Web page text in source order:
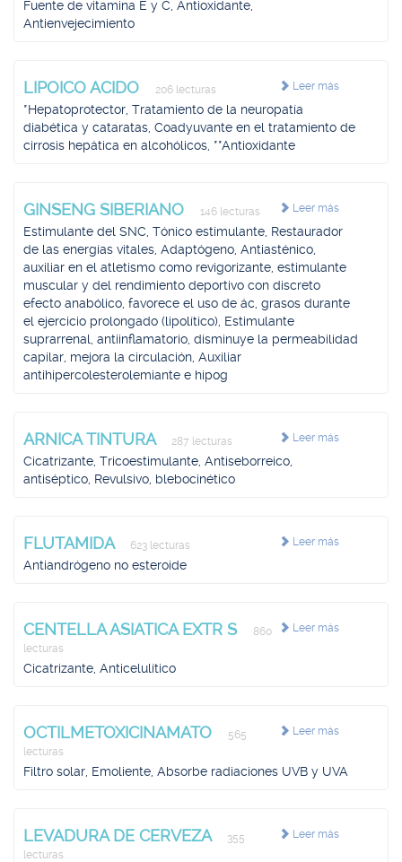
Fuente de vitamina E y C, Antioxidante,
Antienvejecimiento
Leer más
LIPOICO ACIDO 206 lecturas
*Hepatoprotector, Tratamiento de la neuropatía
diabética y cataratas, Coadyuvante en el tratamiento de
cirrosis hepática en alcohólicos, **Antioxidante
Leer más
GINSENG SIBERIANO 146 lecturas
Estimulante del SNC, Tónico estimulante, Restaurador
de las energías vitales, Adaptógeno, Antiasténico,
auxiliar en el atletismo como revigorizante, estimulante
muscular y del rendimiento deportivo con discreto
efecto anabólico, favorece el uso de ác, grasos durante
el ejercicio prolongado (lipolítico), Estimulante
suprarrenal, antiinflamatorio, disminuye la permeabilidad
capilar, mejora la circulación, Auxiliar
antihipercolesterolemiante e hipog
Leer más
ARNICA TINTURA 287 lecturas
Cicatrizante, Tricoestimulante, Antiseborreico,
antiséptico, Revulsivo, blebocinético
Leer más
FLUTAMIDA 623 lecturas
Antiandrógeno no esteroide
Leer más
CENTELLA ASIATICA EXTR S
860
lecturas
Cicatrizante, Anticelulítico
Leer más
OCTILMETOXICINAMATO
565
lecturas
Filtro solar, Emoliente, Absorbe radiaciones UVB y UVA
Leer más
LEVADURA DE CERVEZA
355
lecturas